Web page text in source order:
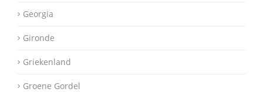
Georgia
Gironde
Griekenland
Groene Gordel